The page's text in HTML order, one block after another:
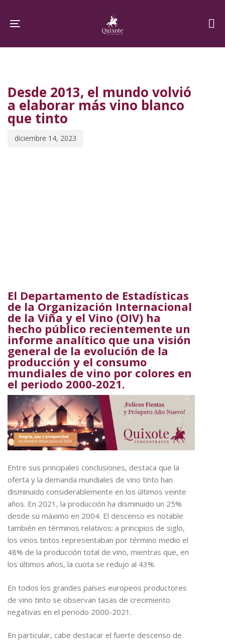
links
content
Toggle navigation
Desde 2013, el mundo volvió
a elaborar más vino blanco
que tinto
diciembre 14, 2023
El Departamento de Estadísticas
de la Organización Internacional
de la Viña y el Vino (OIV) ha
hecho público recientemente un
informe analítico que una visión
general de la evolución de la
producción y el consumo
mundiales de vino por colores en
el periodo 2000-2021.
Entre sus principales conclusiones, destaca que la
oferta y la demanda mundiales de vino tinto han
disminuido considerablemente en los últimos veinte
años. En 2021, la producción ha disminuido un 25%
desde su máximo en 2004. El descenso es notable
también en términos relativos: a principios de siglo,
los vinos tintos representaban por término medio el
48% de la producción total de vino, mientras que, en
los últimos años, la cuota se redujo al 43%.
En todos los grandes países europeos productores
de vino tinto se observan tasas de crecimiento
negativas en el periodo 2000-2021.
En particular, cabe destacar el fuerte descenso de